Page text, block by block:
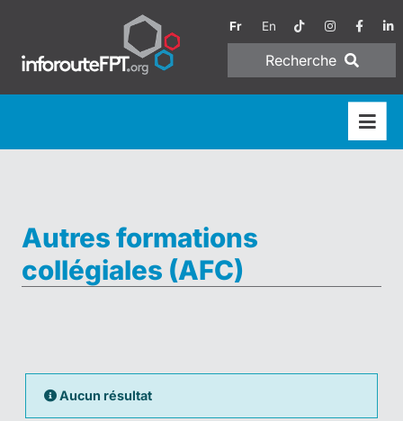
Fr En
Recherche
Autres formations
collégiales (AFC)
Aucun résultat